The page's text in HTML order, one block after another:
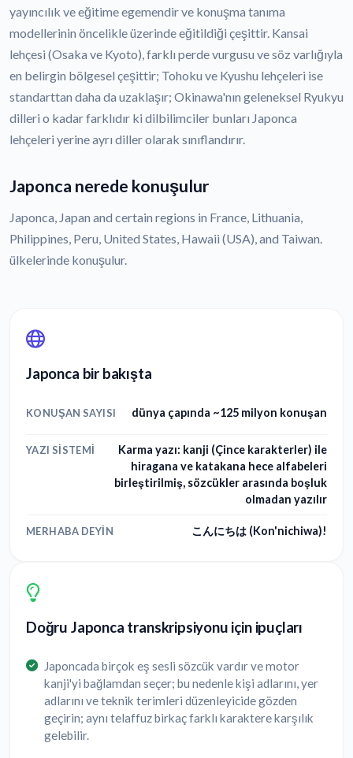
yayıncılık ve eğitime egemendir ve konuşma tanıma
modellerinin öncelikle üzerinde eğitildiği çeşittir. Kansai
lehçesi (Osaka ve Kyoto), farklı perde vurgusu ve söz varlığıyla
en belirgin bölgesel çeşittir; Tohoku ve Kyushu lehçeleri ise
standarttan daha da uzaklaşır; Okinawa'nın geleneksel Ryukyu
dilleri o kadar farklıdır ki dilbilimciler bunları Japonca
lehçeleri yerine ayrı diller olarak sınıflandırır.
Japonca nerede konuşulur
Japonca, Japan and certain regions in France, Lithuania,
Philippines, Peru, United States, Hawaii (USA), and Taiwan.
ülkelerinde konuşulur.
Japonca bir bakışta
KONUŞAN SAYISI dünya çapında ~125 milyon konuşan
YAZI SISTEMI
Karma yazı: kanji (Çince karakterler) ile
hiragana ve katakana hece alfabeleri
birleştirilmiş, sözcükler arasında boşluk
olmadan yazılır
MERHABA DEYIN こんにちは (Kon'nichiwa)!
Doğru Japonca transkripsiyonu için ipuçları
Japoncada birçok eş sesli sözcük vardır ve motor
kanji'yi bağlamdan seçer; bu nedenle kişi adlarını, yer
adlarını ve teknik terimleri düzenleyicide gözden
geçirin; aynı telaffuz birkaç farklı karaktere karşılık
gelebilir.